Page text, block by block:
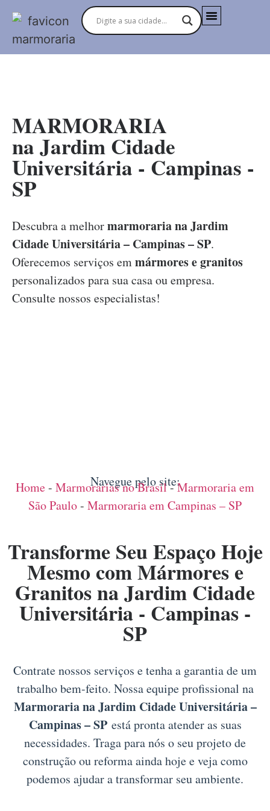
MARMORARIA
na Jardim Cidade
Universitária - Campinas -
SP
Descubra a melhormarmoraria na Jardim
Cidade Universitária – Campinas – SP.
Oferecemos serviços emmármores e granitos
personalizados para sua casa ou empresa.
Consulte nossos especialistas!
Navegue pelo site:
Home- Marmorarias no Brasil-Marmoraria em
São Paulo- Marmoraria em Campinas – SP
Transforme Seu Espaço Hoje
Mesmo com Mármores e
Granitos na Jardim Cidade
Universitária - Campinas -
SP
Contrate nossos serviços e tenha a garantia de um
trabalho bem-feito. Nossa equipe profissional na
Marmoraria na Jardim Cidade Universitária –
Campinas – SPestá pronta atender as suas
necessidades. Traga para nós o seu projeto de
construção ou reforma ainda hoje e veja como
podemos ajudar a transformar seu ambiente.